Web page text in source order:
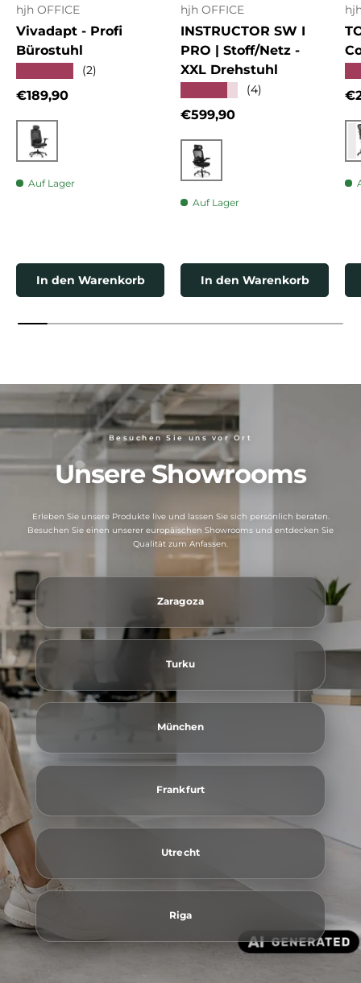
hjh OFFICE
Vivadapt - Profi
Bürostuhl
(2)
Normaler Preis
€189,90
Schwarz
Auf Lager
In den Warenkorb
hjh OFFICE
INSTRUCTOR SW I
PRO | Stoff/Netz -
XXL Drehstuhl
(4)
Normaler Preis
€599,90
Schwarz
Auf Lager
In den Warenkorb
Besuchen Sie uns vor Ort
Unsere Showrooms
Erleben Sie unsere Produkte live und lassen Sie sich persönlich beraten.
Besuchen Sie einen unserer europäischen Showrooms und entdecken Sie
Qualität zum Anfassen.
Zaragoza
Turku
München
Frankfurt
Utrecht
Riga